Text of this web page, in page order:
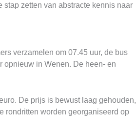
zetten van abstracte kennis naar
verzamelen om 07.45 uur, de bus
opnieuw in Wenen. De heen- en
De prijs is bewust laag gehouden,
rondritten worden georganiseerd op